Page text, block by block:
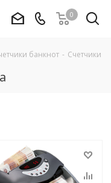
0
банкнот - Счетчики